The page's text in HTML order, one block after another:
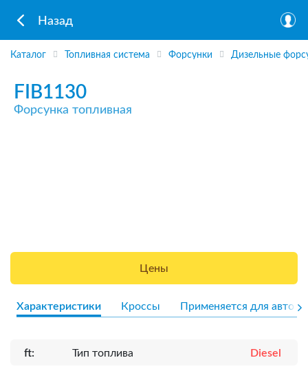
Назад
Каталог Топливная система Форсунки Дизельные
FIB1130
Форсунка топливная
Цены
Характеристики Кроссы Применяется для авто
ft: Тип топлива Diesel